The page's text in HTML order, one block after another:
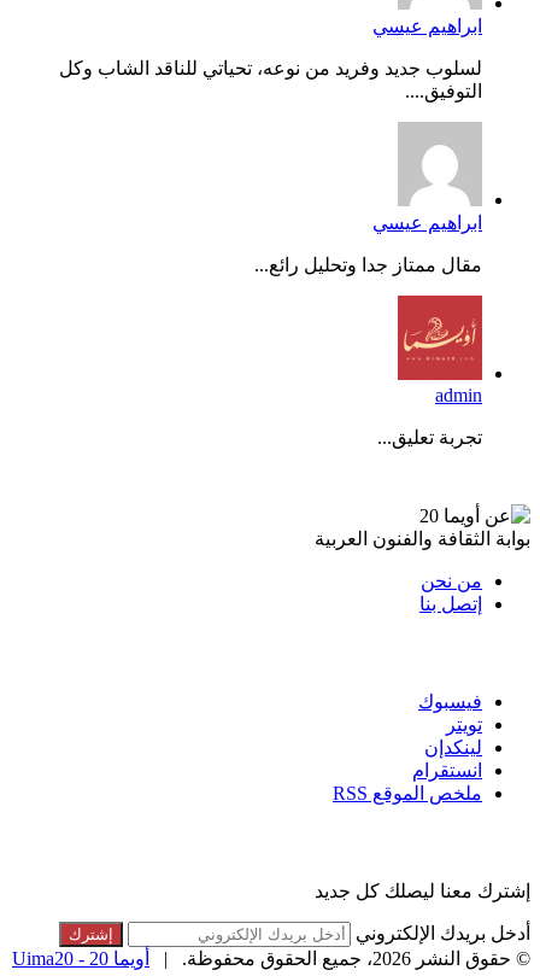
ابراهيم عيسي
لسلوب جديد وفريد من نوعه، تحياتي للناقد الشاب وكل
التوفيق....
ابراهيم عيسي
مقال ممتاز جدا وتحليل رائع...
admin
تجربة تعليق...
بوابة الثقافة والفنون العربية
من نحن
إتصل بنا
فيسبوك
تويتر
لينكدإن
انستقرام
ملخص الموقع RSS
إشترك معنا ليصلك كل جديد
أدخل بريدك الإلكتروني
© حقوق النشر 2026، جميع الحقوق محفوظة. |
أويما 20 - Uima20